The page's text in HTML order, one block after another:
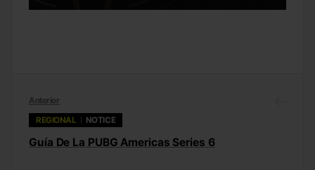
Anterior
REGIONAL
NOTICE
Guía De La PUBG Americas Series 6